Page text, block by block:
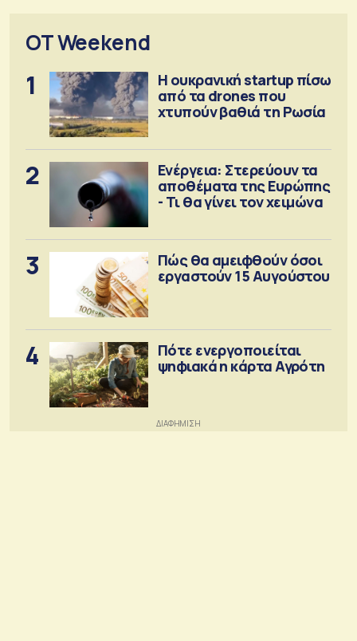
OT Weekend
1
Η ουκρανική startup πίσω
από τα drones που
χτυπούν βαθιά τη Ρωσία
2
Ενέργεια: Στερεύουν τα
αποθέματα της Ευρώπης
- Τι θα γίνει τον χειμώνα
3
Πώς θα αμειφθούν όσοι
εργαστούν 15 Αυγούστου
4
Πότε ενεργοποιείται
ψηφιακά η κάρτα Αγρότη